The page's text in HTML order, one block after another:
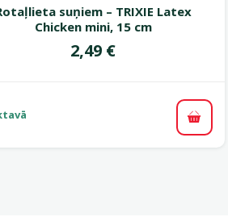
suņiem – TRIXIE Latex
Chicken mini, 15 cm
Cena
2,49 €